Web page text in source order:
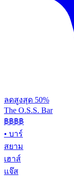
ลดสูงสุด 50%
The O.S.S. Bar
฿฿฿฿
• บาร์
สยาม
เฮาส์
แจ๊ส